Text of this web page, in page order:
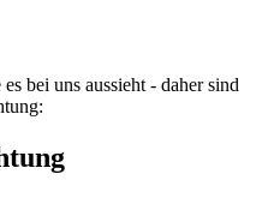
bei uns aussieht - daher sind